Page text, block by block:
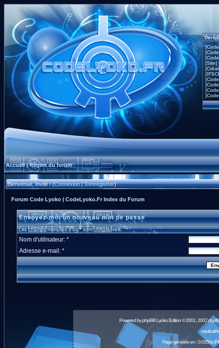
[Site]
Accueil|Règles du forum
Bienvenue, Invité ! (Connexion|S'enregistrer)
Forum Code Lyoko | CodeLyoko.Fr Index du Forum
Envoyez-moi un nouveau mot de passe
Les champs marqués d'un * sont obligatoires.
Nom d'utilisateur: *
Adresse e-mail: *
Powered byphpBBLyoko Edition © 2001, 2007
Page générée en : 0.0356s